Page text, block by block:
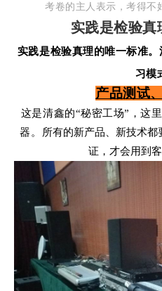
考卷的主人表示，考得不
实践是检验真
实践是检验真理的唯一标准
习模
产品测试
这是清鑫的“秘密工场”，这
器。
所有的新产品、新技术
证，才会用到